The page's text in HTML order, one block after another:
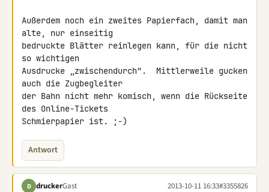
Außerdem noch ein zweites Papierfach, damit man
alte, nur einseitig
bedruckte Blätter reinlegen kann, für die nicht
so wichtigen
Ausdrucke „zwischendurch“.  Mittlerweile gucken
auch die Zugbegleiter
der Bahn nicht mehr komisch, wenn die Rückseite
des Online-Tickets
Schmierpapier ist. ;-)
Antwort
D druckerGast 2013-10-11 16:33#3355826